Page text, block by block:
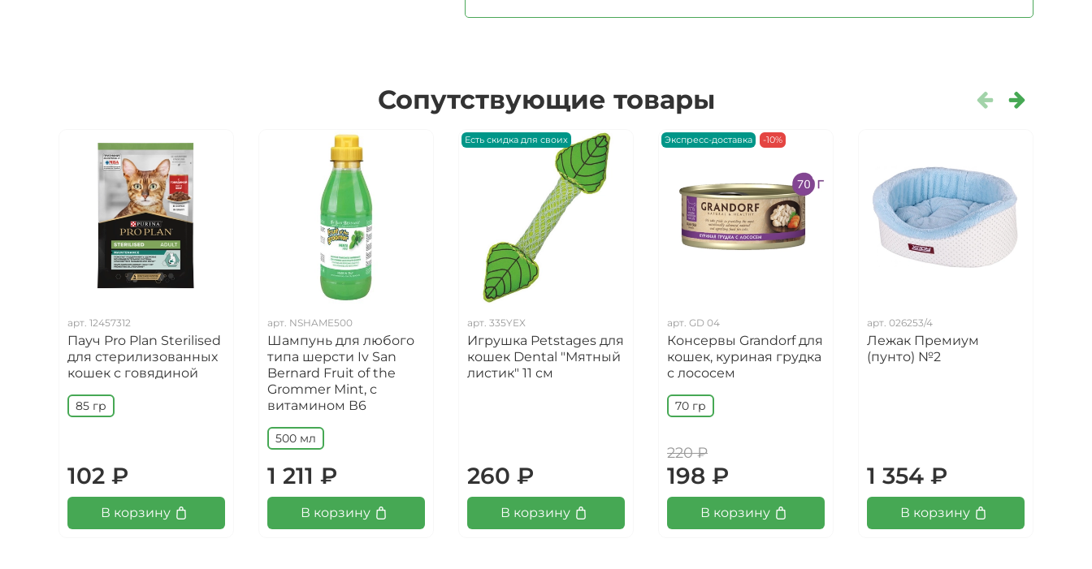
Сопутствующие товары
арт. 12457312
Пауч Pro Plan Sterilised
для стерилизованных
кошек с говядиной
85 гр
102 ₽
В корзину
арт. NSHAME500
Шампунь для любого
типа шерсти Iv San
Bernard Fruit of the
Grommer Mint, с
витамином В6
500 мл
1 211 ₽
В корзину
Есть скидка для своих
арт. 335YEX
Игрушка Petstages для
кошек Dental "Мятный
листик" 11 см
260 ₽
В корзину
Экспресс-доставка -10%
арт. GD 04
Консервы Grandorf для
кошек, куриная грудка
с лососем
70 гр
220 ₽
198 ₽
В корзину
арт. 026253/4
Лежак Премиум
(пунто) №2
1 354 ₽
В корзину